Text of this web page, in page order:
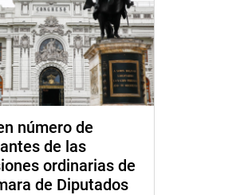
número de
de las
ordinarias de
de Diputados